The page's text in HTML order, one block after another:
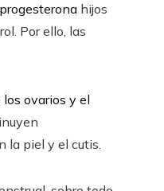
hijos
Por ello, las
ovarios y el
la piel y el cutis.